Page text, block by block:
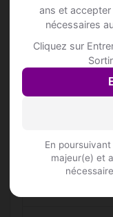
ans et
nécessaires
Cliquez sur
En
majeur(e) et
Homburg ?